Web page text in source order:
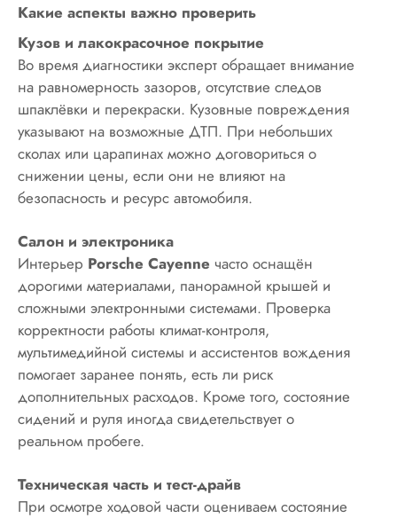
Какие аспекты важно проверить
Кузов и лакокрасочное покрытие
Во время диагностики эксперт обращает внимание
на равномерность зазоров, отсутствие следов
шпаклёвки и перекраски. Кузовные повреждения
указывают на возможные ДТП. При небольших
сколах или царапинах можно договориться о
снижении цены, если они не влияют на
безопасность и ресурс автомобиля.
Салон и электроника
Интерьер Porsche Cayenne часто оснащён
дорогими материалами, панорамной крышей и
сложными электронными системами. Проверка
корректности работы климат-контроля,
мультимедийной системы и ассистентов вождения
помогает заранее понять, есть ли риск
дополнительных расходов. Кроме того, состояние
сидений и руля иногда свидетельствует о
реальном пробеге.
Техническая часть и тест-драйв
При осмотре ходовой части оцениваем состояние